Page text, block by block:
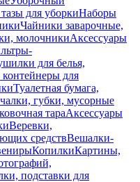
для уборкиНаборы
Чайники заварочные,
молочникиАксессуары
для белья,
для
Туалетная бумага,
губки, мусорные
тараАксессуары
Веревки,
средствВешалки-
КопилкиКартины,
подставки для